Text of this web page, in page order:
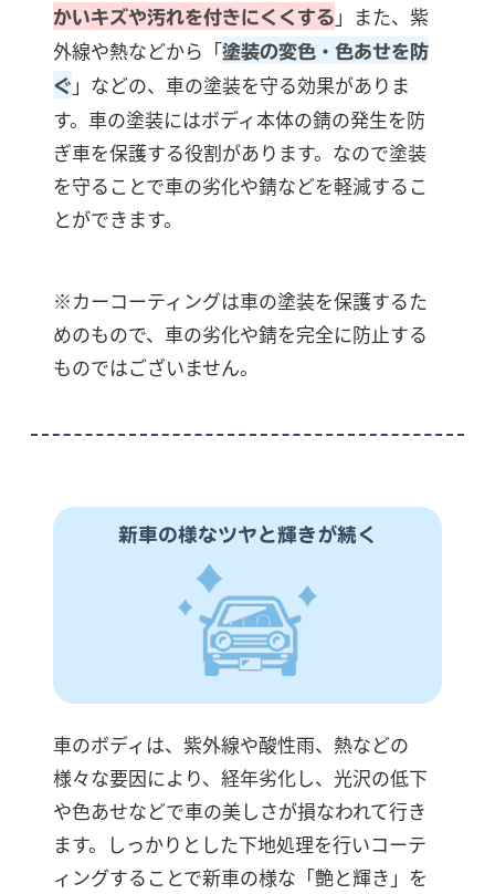
かいキズや汚れを付きにくくする 」また、紫
外線や熱などから「塗装の変色・色あせを防
ぐ 」などの、車の塗装を守る効果がありま
す。車の塗装にはボディ本体の錆の発生を防
ぎ車を保護する役割があります。なので塗装
を守ることで車の劣化や錆などを軽減するこ
とができます。
※カーコーティングは車の塗装を保護するた
めのもので、車の劣化や錆を完全に防止する
ものではございません。
新車の様なツヤと輝きが続く
車のボディは、紫外線や酸性雨、熱などの
様々な要因により、経年劣化し、光沢の低下
や色あせなどで車の美しさが損なわれて行き
ます。しっかりとした下地処理を行いコーテ
ィングすることで新車の様な「艶と輝き」を